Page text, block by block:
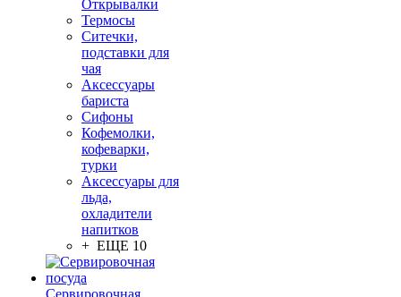
Открывалки
Термосы
Ситечки,
подставки для
чая
Аксессуары
бариста
Сифоны
Кофемолки,
кофеварки,
турки
Аксессуары для
льда,
охладители
напитков
+ ЕЩЕ 10
Сервировочная